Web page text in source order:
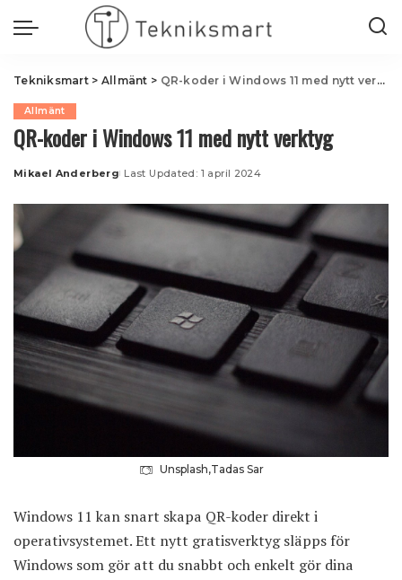
Tekniksmart> Allmänt > QR-koder i Windows 11 med nytt verktyg
Allmänt
QR-koder i Windows 11 med nytt verktyg
Posted
Mikael Anderberg Last Updated: 1 april 2024
Unsplash,Tadas Sar
Windows 11 kan snart skapa QR-koder direkt i
operativsystemet. Ett nytt gratisverktyg släpps för
Windows som gör att du snabbt och enkelt gör dina